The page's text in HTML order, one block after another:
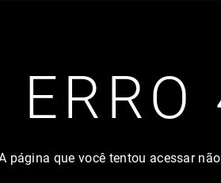
página que você tentou acessar